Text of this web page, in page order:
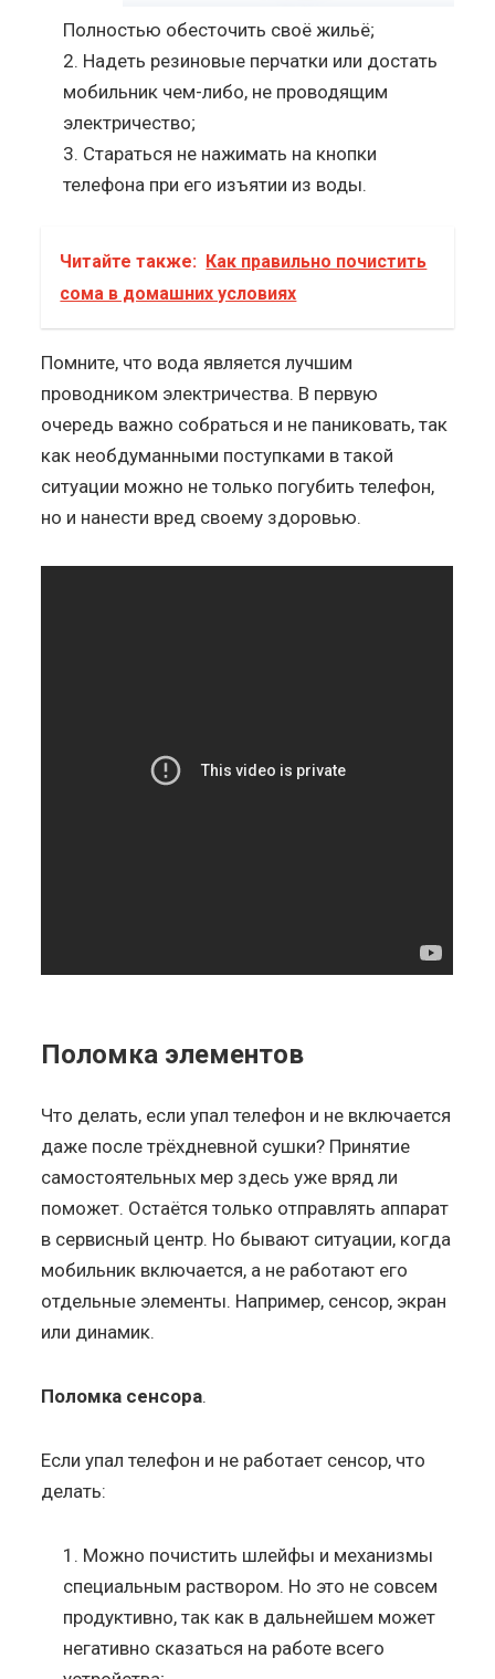
Полностью обесточить своё жильё;
Надеть резиновые перчатки или достать
мобильник чем-либо, не проводящим
электричество;
Стараться не нажимать на кнопки
телефона при его изъятии из воды.
Читайте также: Как правильно почистить
сома в домашних условиях
Помните, что вода является лучшим
проводником электричества. В первую
очередь важно собраться и не паниковать, так
как необдуманными поступками в такой
ситуации можно не только погубить телефон,
но и нанести вред своему здоровью.
Поломка элементов
Что делать, если упал телефон и не включается
даже после трёхдневной сушки? Принятие
самостоятельных мер здесь уже вряд ли
поможет. Остаётся только отправлять аппарат
в сервисный центр. Но бывают ситуации, когда
мобильник включается, а не работают его
отдельные элементы. Например, сенсор, экран
или динамик.
Поломка сенсора.
Если упал телефон и не работает сенсор, что
делать:
Можно почистить шлейфы и механизмы
специальным раствором. Но это не совсем
продуктивно, так как в дальнейшем может
негативно сказаться на работе всего